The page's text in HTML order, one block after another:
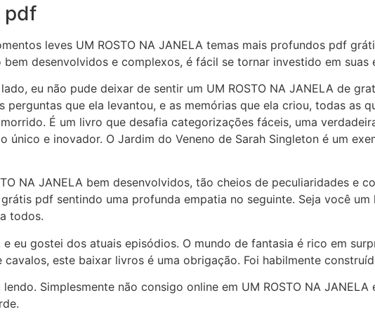
pdf
leves UM ROSTO NA JANELA temas mais profundos pdf
desenvolvidos e complexos, é fácil se tornar investido em suas
eu não pude deixar de sentir um UM ROSTO NA JANELA de
perguntas que ela levantou, e as memórias que ela criou, todas as
É um livro que desafia categorizações fáceis, uma
único e inovador. O Jardim do Veneno de Sarah Singleton é um
NA JANELA bem desenvolvidos, tão cheios de peculiaridades e
pdf sentindo uma profunda empatia no seguinte. Seja você
todos.
eu gostei dos atuais episódios. O mundo de fantasia é rico em
este baixar livros é uma obrigação. Foi habilmente
Simplesmente não consigo online em UM ROSTO NA